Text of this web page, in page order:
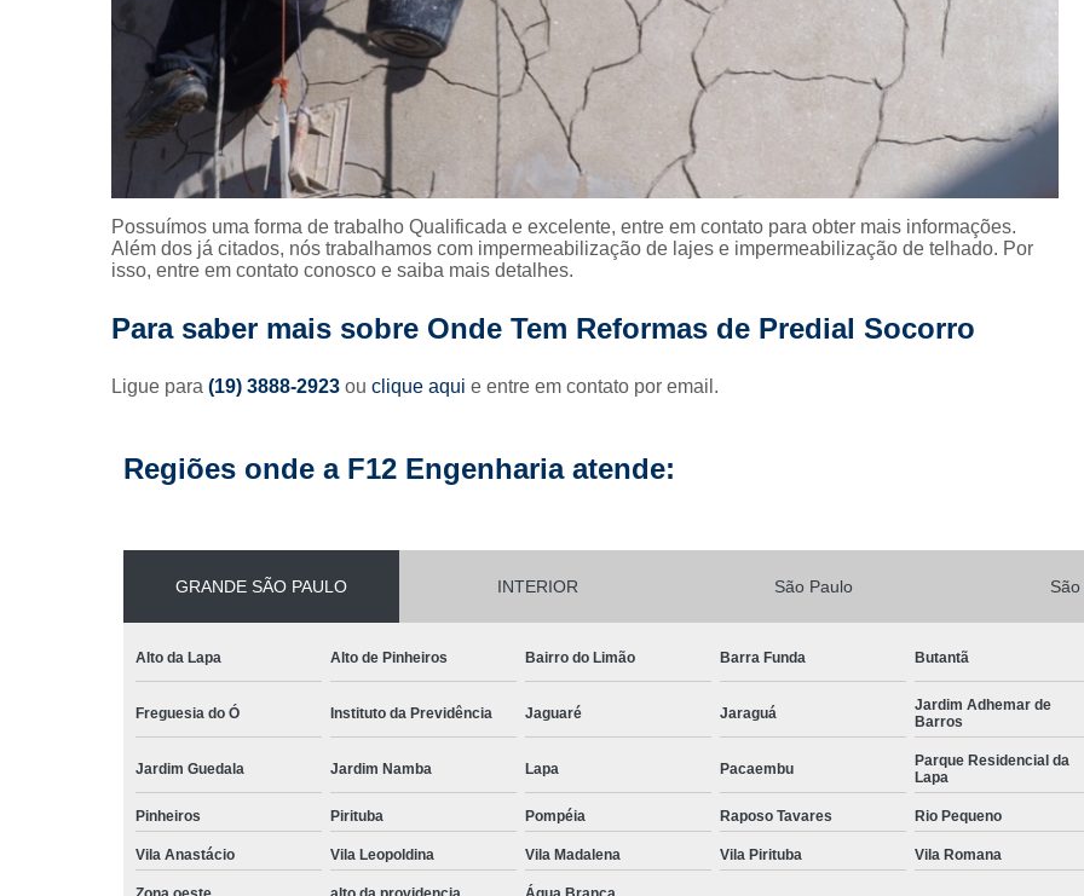
Instalação de Drywall
Instalação de
Instalação de Drywall Teto
Instalação de Forro Drywall
Instalação de Parede Drywall
Instalação Forro Drywall
Art Laudo de Aterramento
Art Laudo Elétrico
Limpeza de Fachada
Limpeza de Fachada de
Limpeza Fachada
Limpeza
Limpeza de Loteamento
Limpeza de Terreno com Bobcat
Possuímos uma forma de trabalho Qualificada e excelente, entre em contato para obter mais informações.
Além dos já citados, nós trabalhamos com impermeabilização de lajes e impermeabilização de telhado. Por
isso, entre em contato conosco e saiba mais detalhes.
Para saber mais sobre Onde Tem Reformas de Predial Socorro
Ligue para (19) 3888-2923 ou clique aqui e entre em contato por email.
Regiões onde a F12 Engenharia atende:
GRANDE SÃO PAULO INTERIOR São Paulo
Alto da Lapa Alto de Pinheiros Bairro do Limão Barra Funda Butantã
Freguesia do Ó Instituto da Previdência Jaguaré Jaraguá
Jardim Adhemar de
Barros
Jardim Guedala Jardim Namba Lapa Pacaembu
Parque Residencial da
Lapa
Pinheiros Pirituba Pompéia Raposo Tavares Rio Pequeno
Vila Anastácio Vila Leopoldina Vila Madalena Vila Pirituba Vila Romana